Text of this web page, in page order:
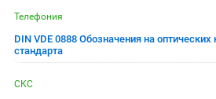
Телефония
DIN VDE 0888 Обозначения на оптических
стандарта
СКС